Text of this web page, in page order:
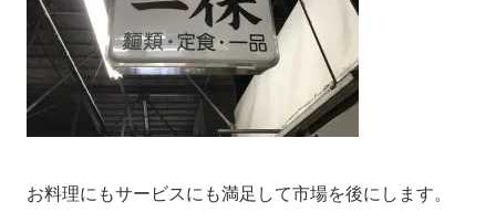
お料理にもサービスにも満足して市場を後にします。